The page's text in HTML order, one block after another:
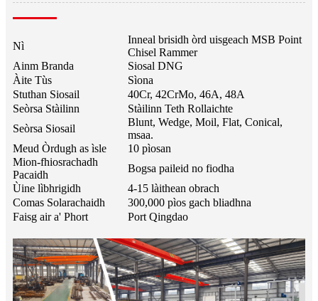
Nì
Inneal brisidh òrd uisgeach MSB Point
Chisel Rammer
Ainm Branda
Siosal DNG
Àite Tùs
Sìona
Stuthan Siosail
40Cr, 42CrMo, 46A, 48A
Seòrsa Stàilinn
Stàilinn Teth Rollaichte
Seòrsa Siosail
Blunt, Wedge, Moil, Flat, Conical,
msaa.
Meud Òrdugh as ìsle
10 pìosan
Mion-fhiosrachadh
Pacaidh
Bogsa paileid no fiodha
Ùine lìbhrigidh
4-15 làithean obrach
Comas Solarachaidh
300,000 pìos gach bliadhna
Faisg air a' Phort
Port Qingdao